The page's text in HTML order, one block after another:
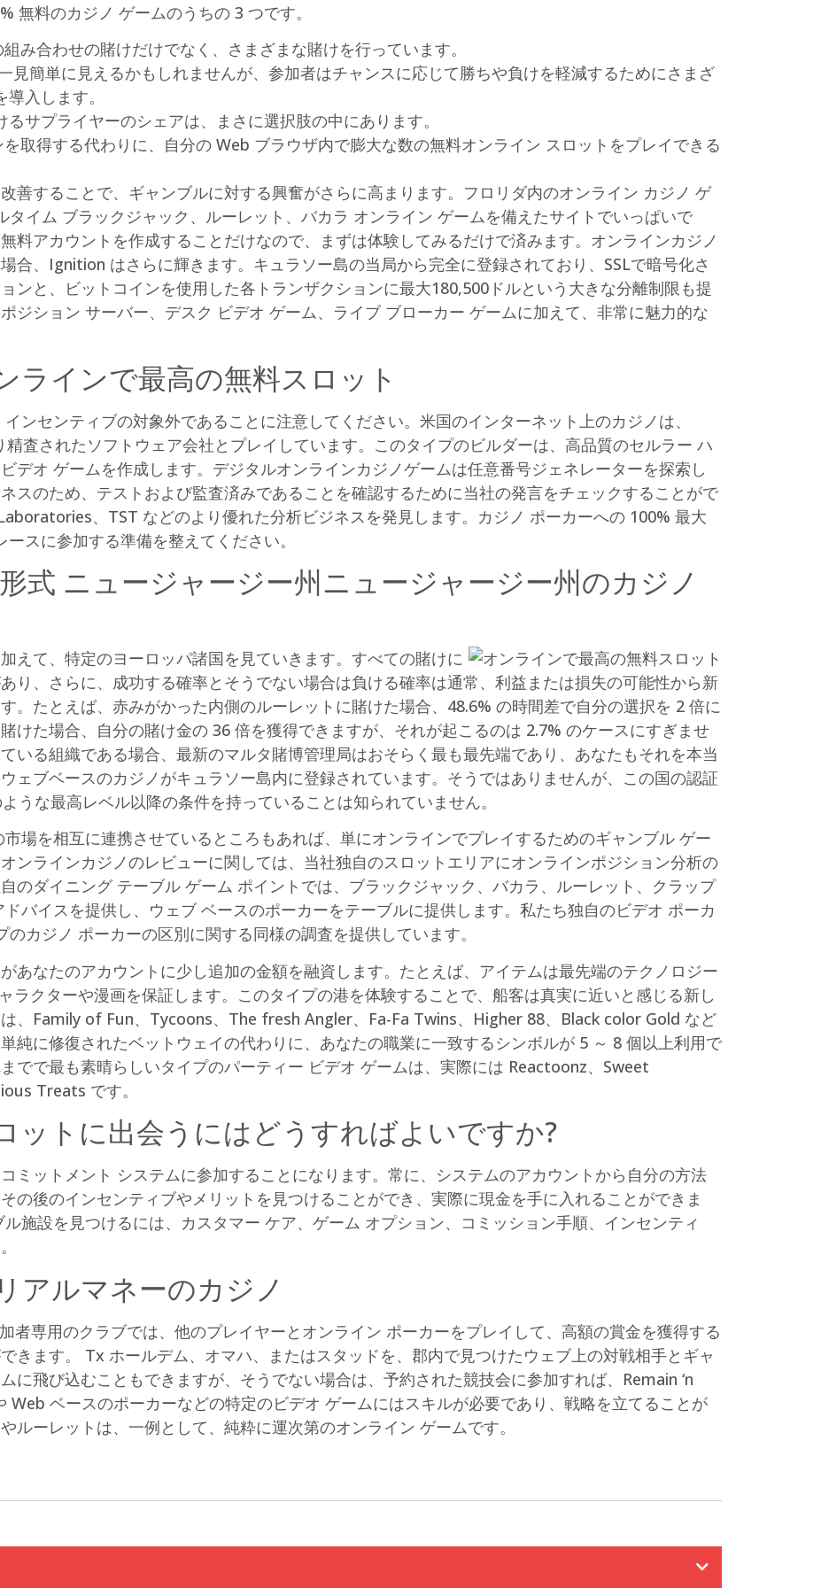
無料のカジノ ゲームのうちの 3 つです。
み合わせの賭けだけでなく、さまざまな賭けを行っています。
見簡単に見えるかもしれませんが、参加者はチャンスに応じて勝ちや負けを軽減するためにさまざ
入します。
サプライヤーのシェアは、まさに選択肢の中にあります。
取得する代わりに、自分の Web ブラウザ内で膨大な数の無料オンライン スロットをプレイできる
善することで、ギャンブルに対する興奮がさらに高まります。フロリダ内のオンライン カジノ ゲ
タイム ブラックジャック、ルーレット、バカラ オンライン ゲームを備えたサイトでいっぱいで
料アカウントを作成することだけなので、まずは体験してみるだけで済みます。オンラインカジノ
合、Ignition はさらに輝きます。キュラソー島の当局から完全に登録されており、SSLで暗号化さ
ンと、ビットコインを使用した各トランザクションに最大180,500ドルという大きな分離制限も提
ジション サーバー、デスク ビデオ ゲーム、ライブ ブローカー ゲームに加えて、非常に魅力的な
ラインで最高の無料スロット
ンセンティブの対象外であることに注意してください。米国のインターネット上のカジノは、
査されたソフトウェア会社とプレイしています。このタイプのビルダーは、高品質のセルラー ハ
デオ ゲームを作成します。デジタルオンラインカジノゲームは任意番号ジェネレーターを探索し
スのため、テストおよび監査済みであることを確認するために当社の発言をチェックすることがで
、TST などのより優れた分析ビジネスを発見します。カジノ ポーカーへの 100% 最大
スに参加する準備を整えてください。
式 ニュージャージー州ニュージャージー州のカジノ
えて、特定のヨーロッパ諸国を見ていきます。すべての賭けに
り、さらに、成功する確率とそうでない場合は負ける確率は通常、利益または損失の可能性から新
。たとえば、赤みがかった内側のルーレットに賭けた場合、48.6% の時間差で自分の選択を 2 倍に
けた場合、自分の賭け金の 36 倍を獲得できますが、それが起こるのは 2.7% のケースにすぎませ
いる組織である場合、最新のマルタ賭博管理局はおそらく最も最先端であり、あなたもそれを本当
ェブベースのカジノがキュラソー島内に登録されています。そうではありませんが、この国の認証
うな最高レベル以降の条件を持っていることは知られていません。
場を相互に連携させているところもあれば、単にオンラインでプレイするためのギャンブル ゲー
ンラインカジノのレビューに関しては、当社独自のスロットエリアにオンラインポジション分析の
のダイニング テーブル ゲーム ポイントでは、ブラックジャック、バカラ、ルーレット、クラップ
バイスを提供し、ウェブ ベースのポーカーをテーブルに提供します。私たち独自のビデオ ポーカ
カジノ ポーカーの区別に関する同様の調査を提供しています。
あなたのアカウントに少し追加の金額を融資します。たとえば、アイテムは最先端のテクノロジー
ラクターや漫画を保証します。このタイプの港を体験することで、船客は真実に近いと感じる新し
、Family of Fun、Tycoons、The fresh Angler、Fa-Fa Twins、Higher 88、Black color Gold など
純に修復されたベットウェイの代わりに、あなたの職業に一致するシンボルが 5 ～ 8 個以上利用で
でで最も素晴らしいタイプのパーティー ビデオ ゲームは、実際には Reactoonz、Sweet
Treats です。
ットに出会うにはどうすればよいですか?
ミットメント システムに参加することになります。常に、システムのアカウントから自分の方法
の後のインセンティブやメリットを見つけることができ、実際に現金を手に入れることができま
施設を見つけるには、カスタマー ケア、ゲーム オプション、コミッション手順、インセンティ
アルマネーのカジノ
者専用のクラブでは、他のプレイヤーとオンライン ポーカーをプレイして、高額の賞金を獲得する
きます。 Tx ホールデム、オマハ、またはスタッドを、郡内で見つけたウェブ上の対戦相手とギャ
に飛び込むこともできますが、そうでない場合は、予約された競技会に参加すれば、Remain ‘n
Web ベースのポーカーなどの特定のビデオ ゲームにはスキルが必要であり、戦略を立てることが
ルーレットは、一例として、純粋に運次第のオンライン ゲームです。